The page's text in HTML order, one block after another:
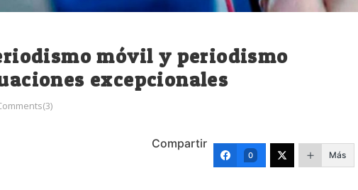
móvil y periodismo
excepcionales
Compartir
0 Más